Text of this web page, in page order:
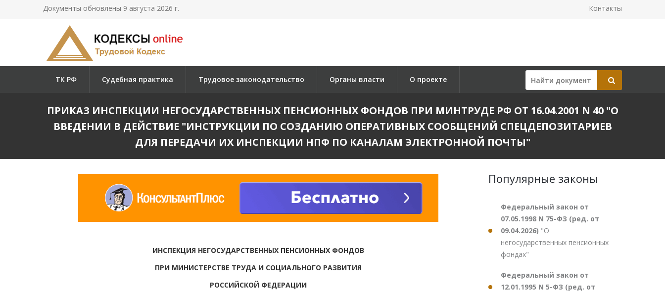
Документы обновлены 9 августа 2026 г. Контакты
ТК РФ Судебная практика Трудовое законодательство Органы власти О проекте
ПРИКАЗ ИНСПЕКЦИИ НЕГОСУДАРСТВЕННЫХ ПЕНСИОННЫХ ФОНДОВ ПРИ МИНТРУДЕ РФ ОТ 16.04.2001 N 40 "О
ВВЕДЕНИИ В ДЕЙСТВИЕ "ИНСТРУКЦИИ ПО СОЗДАНИЮ ОПЕРАТИВНЫХ СООБЩЕНИЙ СПЕЦДЕПОЗИТАРИЕВ
ДЛЯ ПЕРЕДАЧИ ИХ ИНСПЕКЦИИ НПФ ПО КАНАЛАМ ЭЛЕКТРОННОЙ ПОЧТЫ"
ИНСПЕКЦИЯ НЕГОСУДАРСТВЕННЫХ ПЕНСИОННЫХ ФОНДОВ
ПРИ МИНИСТЕРСТВЕ ТРУДА И СОЦИАЛЬНОГО РАЗВИТИЯ
РОССИЙСКОЙ ФЕДЕРАЦИИ
Популярные законы
Федеральный закон от
07.05.1998 N 75-ФЗ (ред. от
09.04.2026) "О
негосударственных пенсионных
фондах"
Федеральный закон от
12.01.1995 N 5-ФЗ (ред. от